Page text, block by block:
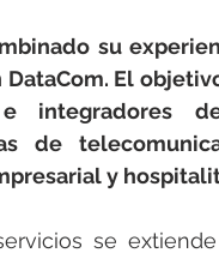
elektrotools-P040000
elektrotools-P052000
su
El
e integradores
de
y
se